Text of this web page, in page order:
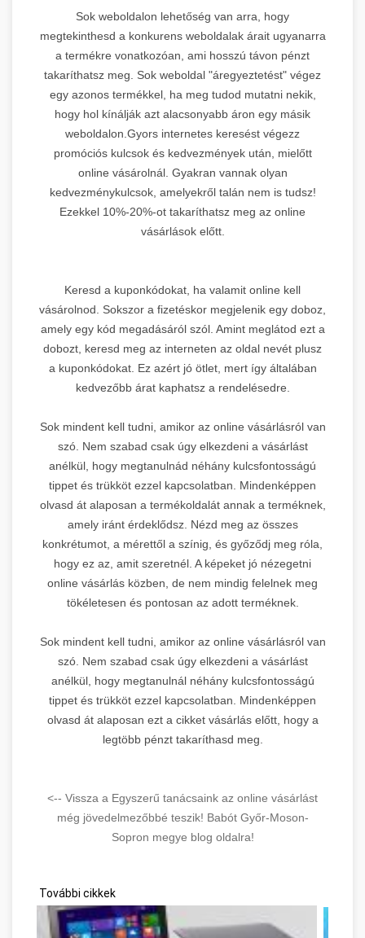
Sok weboldalon lehetőség van arra, hogy
megtekinthesd a konkurens weboldalak árait ugyanarra
a termékre vonatkozóan, ami hosszú távon pénzt
takaríthatsz meg. Sok weboldal "áregyeztetést" végez
egy azonos termékkel, ha meg tudod mutatni nekik,
hogy hol kínálják azt alacsonyabb áron egy másik
weboldalon.Gyors internetes keresést végezz
promóciós kulcsok és kedvezmények után, mielőtt
online vásárolnál. Gyakran vannak olyan
kedvezménykulcsok, amelyekről talán nem is tudsz!
Ezekkel 10%-20%-ot takaríthatsz meg az online
vásárlások előtt.
Keresd a kuponkódokat, ha valamit online kell
vásárolnod. Sokszor a fizetéskor megjelenik egy doboz,
amely egy kód megadásáról szól. Amint meglátod ezt a
dobozt, keresd meg az interneten az oldal nevét plusz
a kuponkódokat. Ez azért jó ötlet, mert így általában
kedvezőbb árat kaphatsz a rendelésedre.
Sok mindent kell tudni, amikor az online vásárlásról van
szó. Nem szabad csak úgy elkezdeni a vásárlást
anélkül, hogy megtanulnád néhány kulcsfontosságú
tippet és trükköt ezzel kapcsolatban. Mindenképpen
olvasd át alaposan a termékoldalát annak a terméknek,
amely iránt érdeklődsz. Nézd meg az összes
konkrétumot, a mérettől a színig, és győződj meg róla,
hogy ez az, amit szeretnél. A képeket jó nézegetni
online vásárlás közben, de nem mindig felelnek meg
tökéletesen és pontosan az adott terméknek.
Sok mindent kell tudni, amikor az online vásárlásról van
szó. Nem szabad csak úgy elkezdeni a vásárlást
anélkül, hogy megtanulnál néhány kulcsfontosságú
tippet és trükköt ezzel kapcsolatban. Mindenképpen
olvasd át alaposan ezt a cikket vásárlás előtt, hogy a
legtöbb pénzt takaríthasd meg.
<-- Vissza a Egyszerű tanácsaink az online vásárlást
még jövedelmezőbbé teszik! Babót Győr-Moson-
Sopron megye blog oldalra!
További cikkek